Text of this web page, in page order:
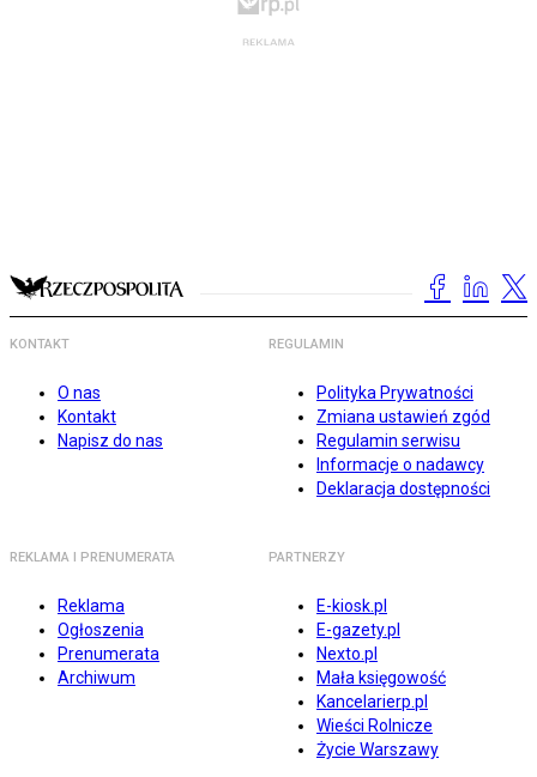
KONTAKT
O nas
Kontakt
Napisz do nas
REGULAMIN
Polityka Prywatności
Zmiana ustawień zgód
Regulamin serwisu
Informacje o nadawcy
Deklaracja dostępności
REKLAMA I PRENUMERATA
Reklama
Ogłoszenia
Prenumerata
Archiwum
PARTNERZY
E-kiosk.pl
E-gazety.pl
Nexto.pl
Mała księgowość
Kancelarierp.pl
Wieści Rolnicze
Życie Warszawy